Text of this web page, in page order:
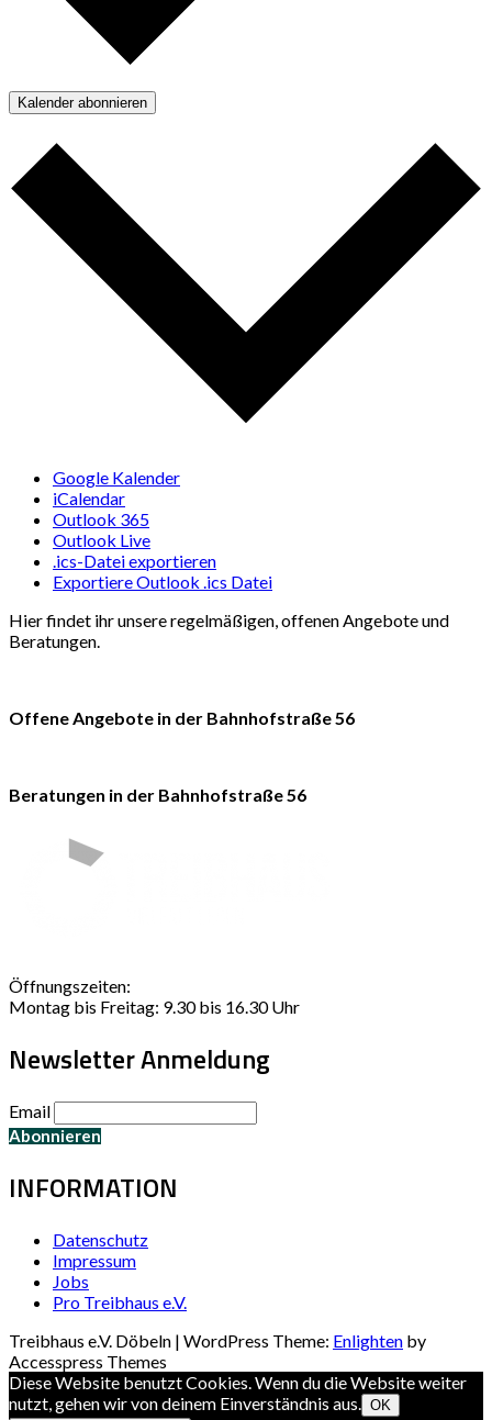
Kalender abonnieren
Google Kalender
iCalendar
Outlook 365
Outlook Live
.ics-Datei exportieren
Exportiere Outlook .ics Datei
Hier findet ihr unsere regelmäßigen, offenen Angebote und
Beratungen.
Offene Angebote in der Bahnhofstraße 56
Beratungen in der Bahnhofstraße 56
Öffnungszeiten:
Montag bis Freitag: 9.30 bis 16.30 Uhr
Newsletter Anmeldung
Email
INFORMATION
Datenschutz
Impressum
Jobs
Pro Treibhaus e.V.
Treibhaus e.V. Döbeln | WordPress Theme: Enlighten by
Accesspress Themes
Diese Website benutzt Cookies. Wenn du die Website weiter
nutzt, gehen wir von deinem Einverständnis aus.
OK